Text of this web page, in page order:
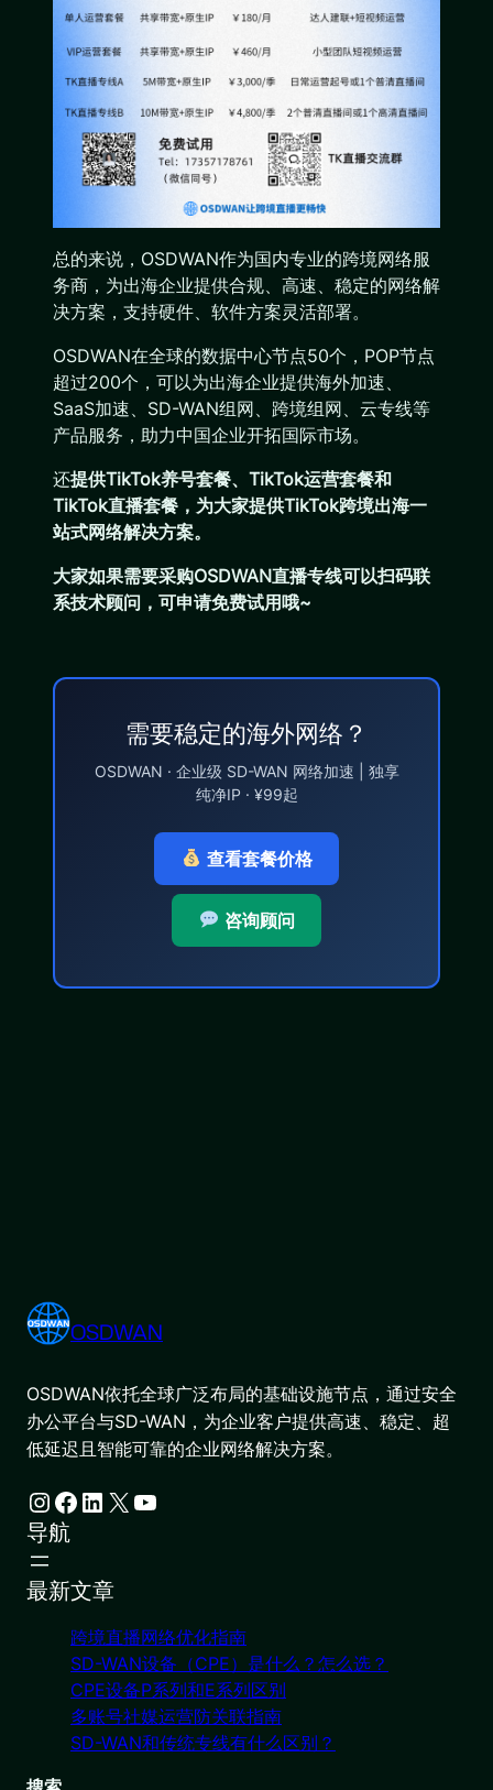
总的来说，OSDWAN作为国内专业的跨境网络服
务商，为出海企业提供合规、高速、稳定的网络解
决方案，支持硬件、软件方案灵活部署。
OSDWAN在全球的数据中心节点50个，POP节点
超过200个，可以为出海企业提供海外加速、
SaaS加速、SD-WAN组网、跨境组网、云专线等
产品服务，助力中国企业开拓国际市场。
还提供TikTok养号套餐、TikTok运营套餐和
TikTok直播套餐，为大家提供TikTok跨境出海一
站式网络解决方案。
大家如果需要采购OSDWAN直播专线可以扫码联
系技术顾问，可申请免费试用哦~
需要稳定的海外网络？
OSDWAN · 企业级 SD-WAN 网络加速 | 独享
纯净IP · ¥99起
查看套餐价格
咨询顾问
OSDWAN
OSDWAN依托全球广泛布局的基础设施节点，通过安全
办公平台与SD-WAN，为企业客户提供高速、稳定、超
低延迟且智能可靠的企业网络解决方案。
Instagram Facebook LinkedIn X YouTube
导航
最新文章
跨境直播网络优化指南
SD-WAN设备（CPE）是什么？怎么选？
CPE设备P系列和E系列区别
多账号社媒运营防关联指南
SD-WAN和传统专线有什么区别？